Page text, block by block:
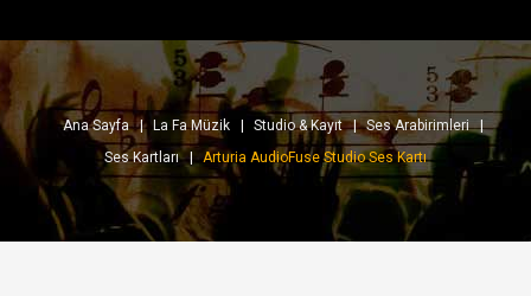
Ana Sayfa La Fa Müzik Studio & Kayıt
Ses Arabirimleri
Ses Kartları
Arturia AudioFuse Studio Ses Kartı